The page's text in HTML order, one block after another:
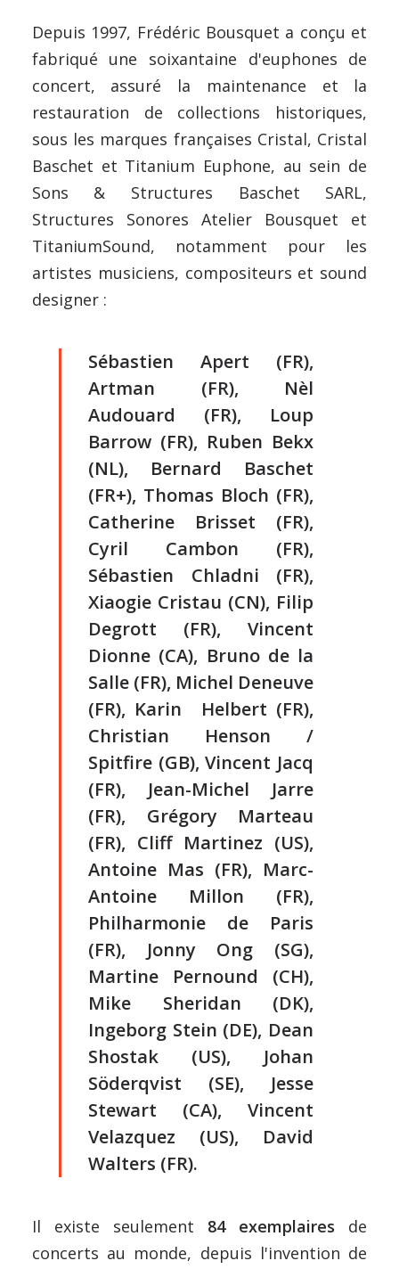
Depuis 1997, Frédéric Bousquet a conçu et
fabriqué une soixantaine d'euphones de
concert, assuré la maintenance et la
restauration de collections historiques,
sous les marques françaises Cristal, Cristal
Baschet et Titanium Euphone, au sein de
Sons & Structures Baschet SARL,
Structures Sonores Atelier Bousquet et
TitaniumSound, notamment pour les
artistes musiciens, compositeurs et sound
designer :
Sébastien Apert (FR),
Artman (FR), Nèl
Audouard (FR), Loup
Barrow (FR), Ruben Bekx
(NL), Bernard Baschet
(FR+), Thomas Bloch (FR),
Catherine Brisset (FR),
Cyril Cambon (FR),
Sébastien Chladni (FR),
Xiaogie Cristau (CN), Filip
Degrott (FR), Vincent
Dionne (CA), Bruno de la
Salle (FR), Michel Deneuve
(FR), Karin Helbert (FR),
Christian Henson /
Spitfire (GB), Vincent Jacq
(FR), Jean-Michel Jarre
(FR), Grégory Marteau
(FR), Cliff Martinez (US),
Antoine Mas (FR), Marc-
Antoine Millon (FR),
Philharmonie de Paris
(FR), Jonny Ong (SG),
Martine Pernound (CH),
Mike Sheridan (DK),
Ingeborg Stein (DE), Dean
Shostak (US), Johan
Söderqvist (SE), Jesse
Stewart (CA), Vincent
Velazquez (US), David
Walters (FR).
Il existe seulement 84 exemplaires de
concerts au monde, depuis l'invention de